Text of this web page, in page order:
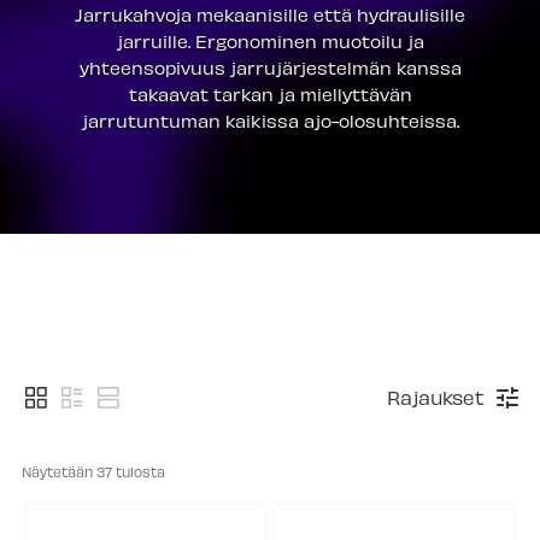
Jarrukahvoja mekaanisille että hydraulisille
jarruille. Ergonominen muotoilu ja
yhteensopivuus jarrujärjestelmän kanssa
takaavat tarkan ja miellyttävän
jarrutuntuman kaikissa ajo-olosuhteissa.
Rajaukset
Näytetään 37 tulosta